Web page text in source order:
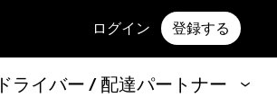
ログイン 登録する
ドライバー / 配達パートナー